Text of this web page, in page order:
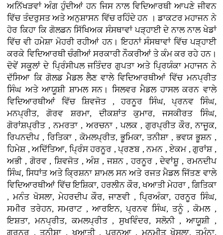
ਅਨਿੱਖੜਵਾਂ ਅੰਗ ਹੁੰਦੀਆਂ ਹਨ ਜਿਸ ਨਾਲ ਵਿਦਿਆਰਥੀ ਆਪਣੇ ਜੀਵਨ
ਵਿੱਚ ਤੰਦਰੁਸਤ ਅਤੇ ਅਨੁਸ਼ਾਸਨ ਵਿੱਚ ਰਹਿੰਦੇ ਹਨ । ਡਾਕਟਰ ਮਹਾਜਨ ਨੇ
ਹੋਰ ਕਿਹਾ ਕਿ ਗੋਲਡਨ ਸਿੱਖਿਅਕ ਸੰਸਥਾਵਾਂ ਪੜ੍ਹਾਈ ਦੇ ਨਾਲ ਨਾਲ ਖੇਡਾਂ
ਵਿੱਚ ਵੀ ਹਮੇਸ਼ਾ ਮੋਹਰੀ ਰਹੀਆਂ ਹਨ। ਇਹਨਾਂ ਸੰਸਥਾਵਾਂ ਵਿੱਚ ਪੜ੍ਹਾਈ
ਕਰਕੇ ਵਿਦਿਆਰਥੀ ਚੰਗੀਆਂ ਸਰਕਾਰੀ ਨੌਕਰੀਆਂ ਤੇ ਕੰਮ ਕਰ ਰਹੇ ਹਨ।
ਦੋਵੇਂ ਸਕੂਲਾਂ ਦੇ ਪ੍ਰਿੰਸੀਪਲ ਜਤਿੰਦਰ ਗੁਪਤਾ ਅਤੇ ਪ੍ਰਿਯੰਕਾ ਮਹਾਜਨ ਨੇ
ਦੱਸਿਆ ਕਿ ਗੋਲਡ ਮੈਡਲ ਲੈਣ ਵਾਲੇ ਵਿਦਿਆਰਥੀਆਂ ਵਿੱਚ ਮਨਪ੍ਰੀਤ
ਸਿੰਘ ਅਤੇ ਆਯੂਸ਼ੀ ਸ਼ਾਮਲ ਸਨ। ਸਿਲਵਰ ਮੈਡਲ ਹਾਸਲ ਕਰਨ ਵਾਲੇ
ਵਿਦਿਆਰਥੀਆਂ ਵਿੱਚ ਸ਼ਿਵਜੋਤ , ਹਰਨੂਰ ਸਿੰਘ, ਪ੍ਰਨਵ ਸਿੰਘ,
ਮਨਪ੍ਰੀਤ, ਗੋਰਵ ਸ਼ਰਮਾ, ਦੀਕਸ਼ਾਂਤ ਕੁਮਾਰ, ਜਸਕੀਰਤ ਸਿੰਘ,
ਗੋਰਾਂਸ਼ਪ੍ਰੀਤ , ਨਮਰਤਾ , ਅਰਚਨਾ , ਪਲਕ , ਗੁਰਪ੍ਰੀਤ ਕੌਰ, ਨਾਜੂਕ,
ਰਿਪਨਦੀਪ , ਰਿਤਿਕਾ , ਕੋਮਲਪ੍ਰੀਤ, ਭੂਮਿਕਾ, ਤਨੀਸ਼ਾ , ਭਵਯ ਭੂਸ਼ਨ ,
ਹਿਮੇਸ਼ , ਅਦਿੱਤਿਆ, ਪ੍ਰਿੰਸ ਹਰਨੂਰ , ਪ੍ਰਣਬ , ਨਮਨ , ਏਕਮ , ਗੁਰਾਂਸ਼ ,
ਅਭੀ , ਗੋਰਵ , ਸ਼ਿਵਜੋਤ , ਅੰਸ਼ , ਜਸ਼ਨ , ਹਰਨੂਰ , ਦੇਵਾਂਸ਼ੂ , ਰਮਨਦੀਪ
ਸਿੰਘ, ਸਿਧਾਂਤ ਅਤੇ ਕ੍ਰਿਸ਼ਨਾ ਸ਼ਾਮਲ ਸਨ ਅਤੇ ਰਜਤ ਮੈਡਲ ਜਿੱਤਣ ਵਾਲੇ
ਵਿਦਿਆਰਥੀਆਂ ਵਿੱਚ ਇਸ਼ਿਕਾ, ਹਰਲੀਨ ਕੌਰ, ਖਆਤੀ ਮੇਹਰਾ , ਗਿਤਿਕਾ
, ਮਨੰਤ ਖੋਸਲਾ, ਮੇਹਰਦੀਪ ਕੌਰ, ਜਾਣਵੀ , ਪ੍ਰਿਅੰਕਾ, ਹਰਨੂਰ ਸਿੰਘ,
ਸਮੀਰ ਤਰੇਹਨ, ਸਮਰਾਟ , ਆਰਇਨ, ਪ੍ਰਨਵ ਸਿੰਘ, ਤਨੂੰ , ਕੋਮਲ ,
ਇਸ਼ਤਾ, ਮਨਪ੍ਰੀਤ, ਕਮਲਪ੍ਰੀਤ , ਸੁਖਵਿੰਦਰ, ਸਲੋਨੀ , ਆਯੂਸ਼ੀ ,
ਗੁਰਨੂਰ , ਤਨੀਸ਼ਾ , ਖਆਤੀ , ਪ੍ਰਨਆ , ਮਨਮੀਤ ਖੋਸਲਾ, ਤਮੰਨਾ,